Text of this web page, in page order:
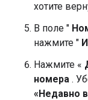
хотите
В поле "
нажмите "
Нажмите «
номера .
«Недавно